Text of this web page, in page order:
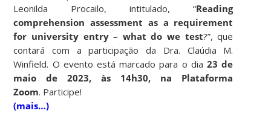
Leonilda Procailo, intitulado, “Reading
comprehension assessment as a requirement
for university entry – what do we test?”, que
contará com a participação da Dra. Claúdia M.
Winfield. O evento está marcado para o dia23 de
maio de 2023, às 14h30, na Plataforma
Zoom. Participe!
(mais…)